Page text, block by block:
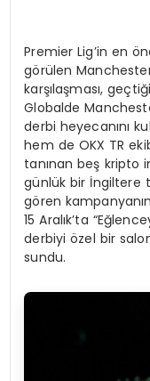
Premier Lig’in en
görülen
karşılaşması,
Globalde
derbi heyecanını
hem de OKX TR
tanınan beş kripto
günlük bir İngiltere
gören
15 Aralık’ta
derbiyi özel bir
sundu.